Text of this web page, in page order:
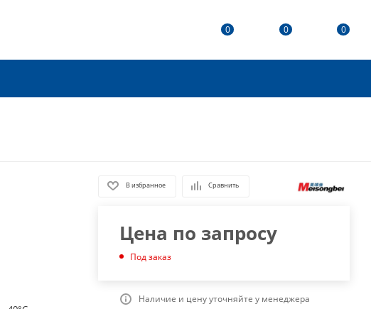
0 0 0
В избранное Сравнить
Цена по запросу
Под заказ
Наличие и цену уточняйте у менеджера